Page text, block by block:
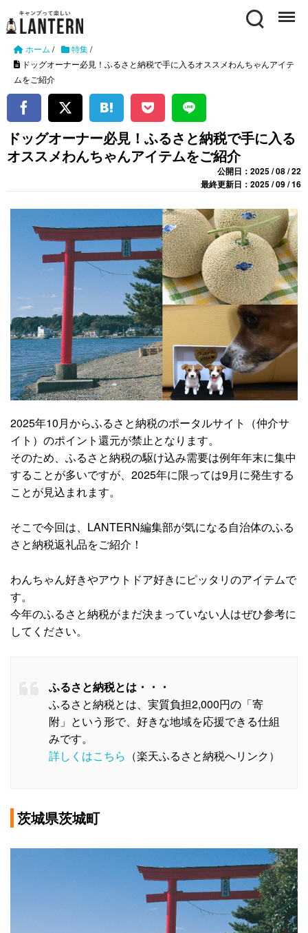
Search Menu
ホーム / 特集/
ドッグオーナー必見！ふるさと納税で手に入るオススメわんちゃんアイテ
ムをご紹介
ドッグオーナー必見！ふるさと納税で手に入る
オススメわんちゃんアイテムをご紹介
公開日：2025 / 08 / 22
最終更新日：2025 / 09 / 16
2025年10月からふるさと納税のポータルサイト（仲介サ
イト）のポイント還元が禁止となります。
そのため、ふるさと納税の駆け込み需要は例年年末に集中
することが多いですが、2025年に限っては9月に発生する
ことが見込まれます。
そこで今回は、LANTERN編集部が気になる自治体のふる
さと納税返礼品をご紹介！
わんちゃん好きやアウトドア好きにピッタリのアイテムで
す。
今年のふるさと納税がまだ決まっていない人はぜひ参考に
してください。
ふるさと納税とは・・・
ふるさと納税とは、実質負担2,000円の「寄
附」という形で、好きな地域を応援できる仕組
みです。
詳しくはこちら （楽天ふるさと納税へリンク）
茨城県茨城町